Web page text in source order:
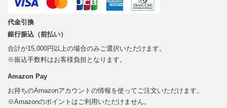
代金引換
銀行振込（前払い）
合計が15,000円以上の場合のみご選択いただけます。
※振込手数料はお客様負担となります。
Amazon Pay
お持ちのAmazonアカウントの情報を使ってご注文いただけます。
※Amazonのポイントはご利用いただけません。